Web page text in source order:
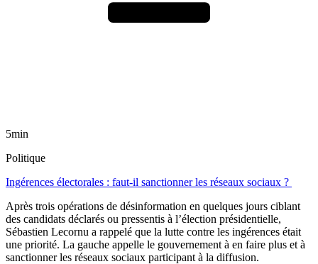
5min
Politique
Ingérences électorales : faut-il sanctionner les réseaux sociaux ?
Après trois opérations de désinformation en quelques jours ciblant
des candidats déclarés ou pressentis à l’élection présidentielle,
Sébastien Lecornu a rappelé que la lutte contre les ingérences était
une priorité. La gauche appelle le gouvernement à en faire plus et à
sanctionner les réseaux sociaux participant à la diffusion.